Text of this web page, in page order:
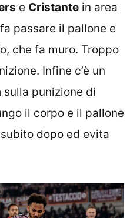
e Cristante in area
passare il pallone e
che fa muro. Troppo
Infine c’è un
sulla punizione di
il corpo e il pallone
dopo ed evita